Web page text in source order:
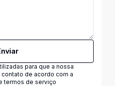
para que a nossa
de acordo com a
termos de serviço